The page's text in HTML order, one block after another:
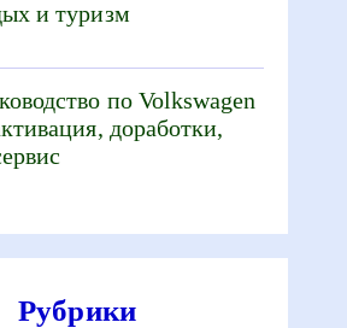
и туризм
по Volkswagen
доработки,
Рубрики